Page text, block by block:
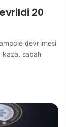
20
devrilmesi
kaza, sabah